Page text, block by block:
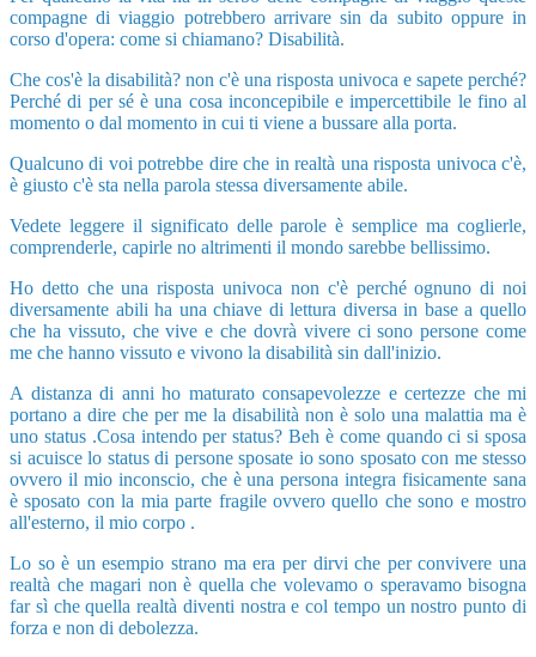
compagne di viaggio potrebbero arrivare sin da subito oppure in
corso d'opera: come si chiamano? Disabilità.
Che cos'è la disabilità? non c'è una risposta univoca e sapete perché?
Perché di per sé è una cosa inconcepibile e impercettibile le fino al
momento o dal momento in cui ti viene a bussare alla porta.
Qualcuno di voi potrebbe dire che in realtà una risposta univoca c'è,
è giusto c'è sta nella parola stessa diversamente abile.
Vedete leggere il significato delle parole è semplice ma coglierle,
comprenderle, capirle no altrimenti il mondo sarebbe bellissimo.
Ho detto che una risposta univoca non c'è perché ognuno di noi
diversamente abili ha una chiave di lettura diversa in base a quello
che ha vissuto, che vive e che dovrà vivere ci sono persone come
me che hanno vissuto e vivono la disabilità sin dall'inizio.
A distanza di anni ho maturato consapevolezze e certezze che mi
portano a dire che per me la disabilità non è solo una malattia ma è
uno status .Cosa intendo per status? Beh è come quando ci si sposa
si acuisce lo status di persone sposate io sono sposato con me stesso
ovvero il mio inconscio, che è una persona integra fisicamente sana
è sposato con la mia parte fragile ovvero quello che sono e mostro
all'esterno, il mio corpo .
Lo so è un esempio strano ma era per dirvi che per convivere una
realtà che magari non è quella che volevamo o speravamo bisogna
far sì che quella realtà diventi nostra e col tempo un nostro punto di
forza e non di debolezza.